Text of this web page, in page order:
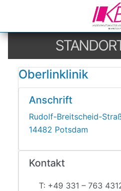
Oberlinklinik
Anschrift
Rudolf-Breitscheid-
14482 Potsdam
Kontakt
T: +49 331 – 763